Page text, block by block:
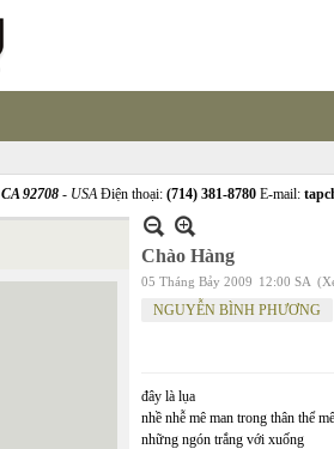
CA 92708 - USAĐiện thoại: (714) 381-8780 E-mail:
Chào Hàng
05 Tháng Bảy 2009 12:00 SA
NGUYỄN BÌNH PHƯƠNG
đây là lụa
nhề nhễ mê man trong thân thể
những ngón trắng với xuống